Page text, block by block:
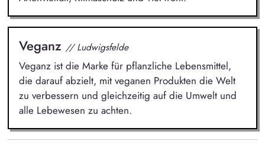
Veganz // Ludwigsfelde
Veganz ist die Marke für pflanzliche Lebensmittel,
die darauf abzielt, mit veganen Produkten die Welt
zu verbessern und gleichzeitig auf die Umwelt und
alle Lebewesen zu achten.